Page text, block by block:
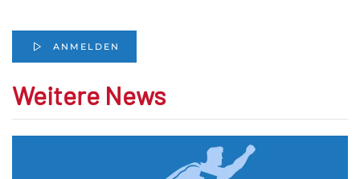
ANMELDEN
Weitere News